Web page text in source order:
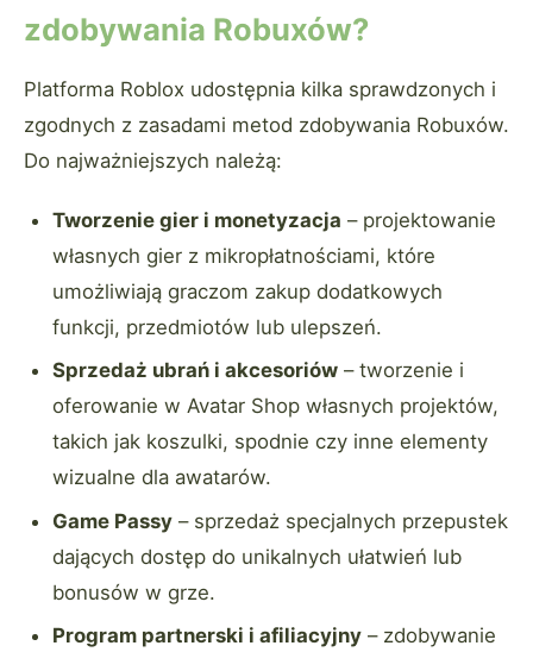
zdobywania Robuxów?
Platforma Roblox udostępnia kilka sprawdzonych i
zgodnych z zasadami metod zdobywania Robuxów.
Do najważniejszych należą:
Tworzenie gier i monetyzacja – projektowanie
własnych gier z mikropłatnościami, które
umożliwiają graczom zakup dodatkowych
funkcji, przedmiotów lub ulepszeń.
Sprzedaż ubrań i akcesoriów – tworzenie i
oferowanie w Avatar Shop własnych projektów,
takich jak koszulki, spodnie czy inne elementy
wizualne dla awatarów.
Game Passy – sprzedaż specjalnych przepustek
dających dostęp do unikalnych ułatwień lub
bonusów w grze.
Program partnerski i afiliacyjny – zdobywanie